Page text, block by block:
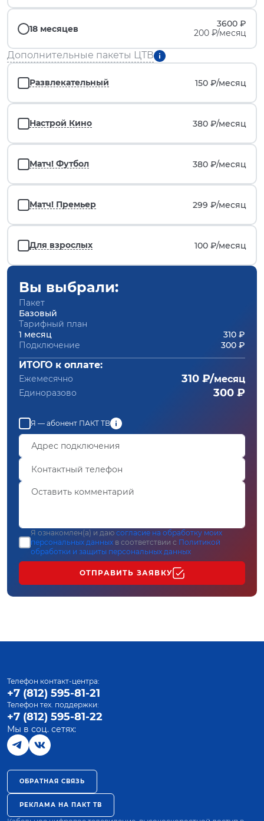
18 месяцев
3600 ₽
200 ₽/месяц
Дополнительные пакеты ЦТВ
Развлекательный 150 ₽/месяц
Настрой Кино 380 ₽/месяц
Матч! Футбол 380 ₽/месяц
Матч! Премьер 299 ₽/месяц
Для взрослых 100 ₽/месяц
Вы выбрали:
Пакет
Базовый
Тарифный план
1 месяц
310 ₽
Подключение
300 ₽
ИТОГО к оплате:
Ежемесячно 310 ₽/месяц
Единоразово 300 ₽
Я — абонент ПАКТ ТВ
Я ознакомлен(а) и даю согласие на обработку моих
персональных данных в соответствии с Политикой
обработки и защиты персональных данных
ОТПРАВИТЬ ЗАЯВКУ
Телефон контакт-центра:
+7 (812) 595-81-21
Телефон тех. поддержки:
+7 (812) 595-81-22
Мы в соц. сетях:
ОБРАТНАЯ СВЯЗЬ
РЕКЛАМА НА ПАКТ ТВ